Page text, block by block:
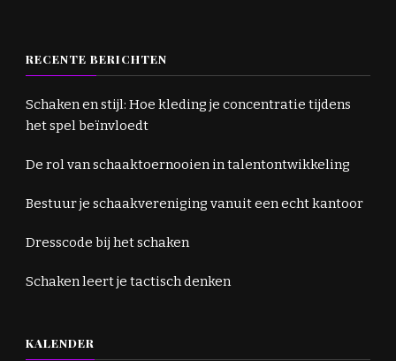
RECENTE BERICHTEN
Schaken en stijl: Hoe kleding je concentratie tijdens
het spel beïnvloedt
De rol van schaaktoernooien in talentontwikkeling
Bestuur je schaakvereniging vanuit een echt kantoor
Dresscode bij het schaken
Schaken leert je tactisch denken
KALENDER